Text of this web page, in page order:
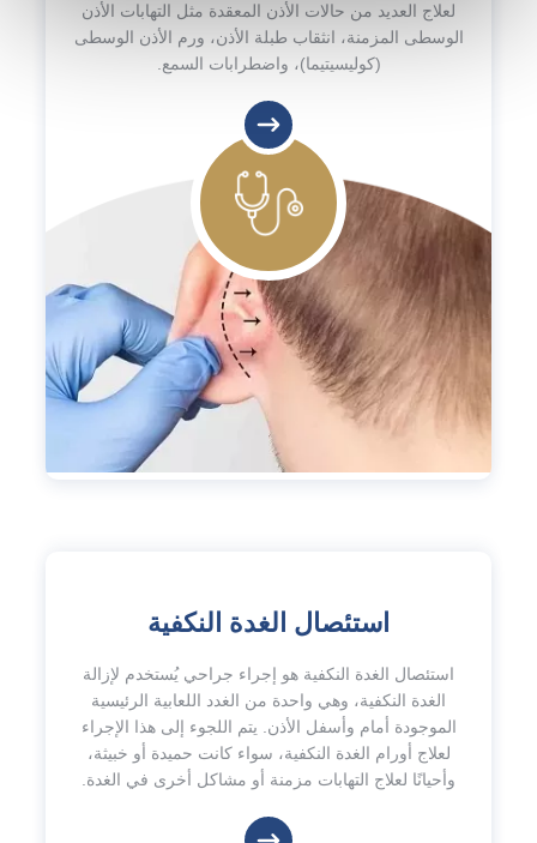
لعلاج العديد من حالات الأذن المعقدة مثل التهابات الأذن
الوسطى المزمنة، انثقاب طبلة الأذن، ورم الأذن الوسطى
(كوليسيتيما)، واضطرابات السمع.
استئصال الغدة النكفية
استئصال الغدة النكفية هو إجراء جراحي يُستخدم لإزالة
الغدة النكفية، وهي واحدة من الغدد اللعابية الرئيسية
الموجودة أمام وأسفل الأذن. يتم اللجوء إلى هذا الإجراء
لعلاج أورام الغدة النكفية، سواء كانت حميدة أو خبيثة،
وأحيانًا لعلاج التهابات مزمنة أو مشاكل أخرى في الغدة.